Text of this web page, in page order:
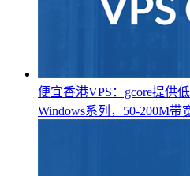
便宜香港VPS：gcore提供
Windows系列，50-200M带